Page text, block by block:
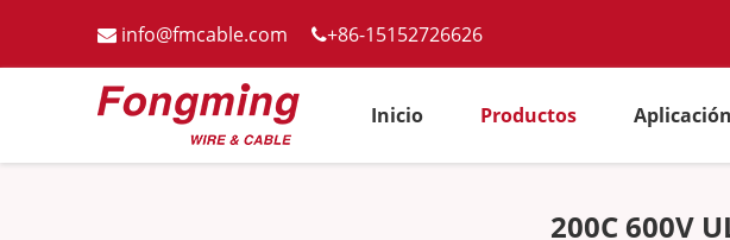
 info@fmcable.com +86-15152726626
Inicio Productos Aplicación
200C 600V